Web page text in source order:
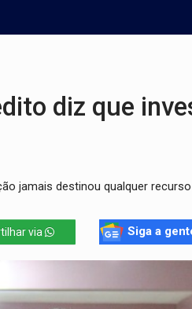
diz que
jamais destinou qualquer
via Siga a